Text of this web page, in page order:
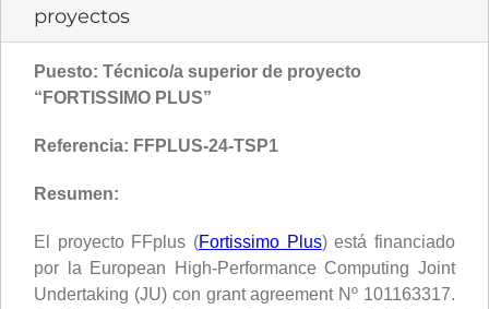
proyectos
Puesto: Técnico/a superior de proyecto
“FORTISSIMO PLUS”
Referencia: FFPLUS-24-TSP1
Resumen:
El proyecto FFplus (Fortissimo Plus) está financiado
por la European High-Performance Computing Joint
Undertaking (JU) con grant agreement Nº 101163317.